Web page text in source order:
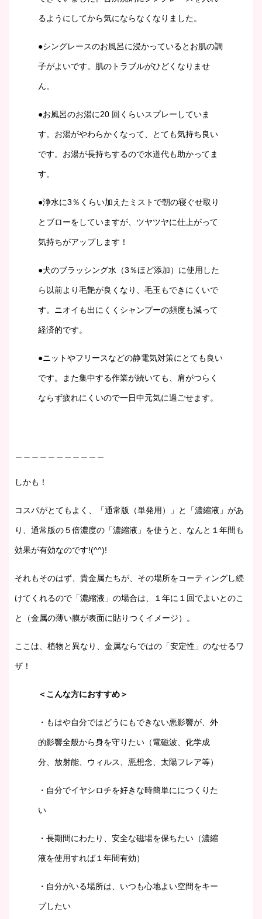
るようにしてから気にならなくなりました。
●シングレースのお風呂に浸かっているとお肌の調
子がよいです。肌のトラブルがひどくなりませ
ん。
●お風呂のお湯に20 回くらいスプレーしていま
す。お湯がやわらかくなって、とても気持ち良い
です。お湯が長持ちするので水道代も助かってま
す。
●浄水に3％くらい加えたミストで朝の寝ぐせ取り
とブローをしていますが、ツヤツヤに仕上がって
気持ちがアップします！
●犬のブラッシング水（3％ほど添加）に使用した
ら以前より毛艶が良くなり、毛玉もできにくいで
す。ニオイも出にくくシャンプーの頻度も減って
経済的です。
●ニットやフリースなどの静電気対策にとても良い
です。また集中する作業が続いても、肩がつらく
ならず疲れにくいので一日中元気に過ごせます。
しかも！
コスパがとてもよく、「通常版（単発用）」と「濃縮液」があ
り、通常版の５倍濃度の「濃縮液」を使うと、なんと１年間も
効果が有効なのです!(^^)!
それもそのはず、貴金属たちが、その場所をコーティングし続
けてくれるので「濃縮液」の場合は、１年に１回でよいとのこ
と（金属の薄い膜が表面に貼りつくイメージ）。
ここは、植物と異なり、金属ならではの「安定性」のなせるワ
ザ！
＜こんな方におすすめ＞
・もはや自分ではどうにもできない悪影響が、外
的影響全般から身を守りたい（電磁波、化学成
分、放射能、ウィルス、悪想念、太陽フレア等）
・自分でイヤシロチを好きな時簡単ににつくりた
い
・長期間にわたり、安全な磁場を保ちたい（濃縮
液を使用すれば１年間有効）
・自分がいる場所は、いつも心地よい空間をキー
プしたい